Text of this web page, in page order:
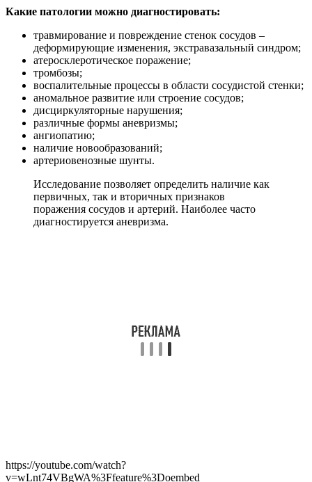
Какие патологии можно диагностировать:
травмирование и повреждение стенок сосудов –
деформирующие изменения, экстравазальный синдром;
атеросклеротическое поражение;
тромбозы;
воспалительные процессы в области сосудистой стенки;
аномальное развитие или строение сосудов;
дисциркуляторные нарушения;
различные формы аневризмы;
ангиопатию;
наличие новообразований;
артериовенозные шунты.
Исследование позволяет определить наличие как
первичных, так и вторичных признаков
поражения сосудов и артерий. Наиболее часто
диагностируется аневризма.
https://youtube.com/watch?
v=wLnt74VBgWA%3Ffeature%3Doembed